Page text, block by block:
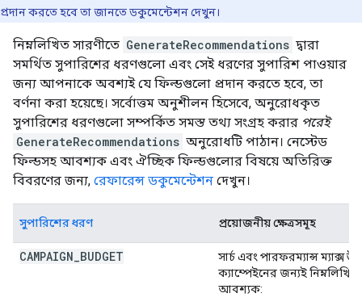
প্রদান করতে হবে তা জানতে ডকুমেন্টেশন দেখুন।
নিম্নলিখিত সারণীতে GenerateRecommendations দ্বারা
সমর্থিত সুপারিশের ধরণগুলো এবং সেই ধরণের সুপারিশ পাওয়ার
জন্য আপনাকে অবশ্যই যে ফিল্ডগুলো প্রদান করতে হবে, তা
বর্ণনা করা হয়েছে। সর্বোত্তম অনুশীলন হিসেবে, অনুরোধকৃত
সুপারিশের ধরণগুলো সম্পর্কিত সমস্ত তথ্য সংগ্রহ করার পরেই
GenerateRecommendations অনুরোধটি পাঠান। নেস্টেড
ফিল্ডসহ আবশ্যক এবং ঐচ্ছিক ফিল্ডগুলোর বিষয়ে অতিরিক্ত
বিবরণের জন্য, রেফারেন্স ডকুমেন্টেশন দেখুন।
সুপারিশের ধরণ প্রয়োজনীয় ক্ষেত্রসমূহ
CAMPAIGN BUDGET
সার্চ এবং পারফরম্যান্স ম্যাক্স
ক্যাম্পেইনের জন্যই
আবশ্যক: